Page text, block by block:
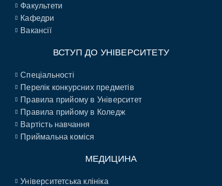
Факультети
Кафедри
Вакансії
ВСТУП ДО УНІВЕРСИТЕТУ
Спеціальності
Перелік конкурсних предметів
Правила прийому в Університет
Правила прийому в Коледж
Вартість навчання
Приймальна коміся
МЕДИЦИНА
Університетська клініка